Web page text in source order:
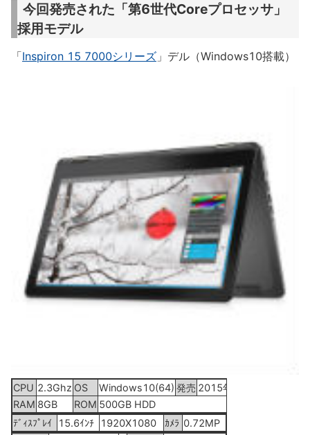
今回発売された「第6世代Coreプロセッサ」
採用モデル
「Inspiron 15 7000シリーズ 」デル（Windows10搭載）
CPU 2.3Ghz OS Windows10(64) 発売 2015年10月6日
RAM 8GB ROM 500GB HDD
ﾃﾞｨｽﾌﾟﾚｲ
15.6ｲﾝﾁ 1920X1080 ｶﾒﾗ 0.72MP